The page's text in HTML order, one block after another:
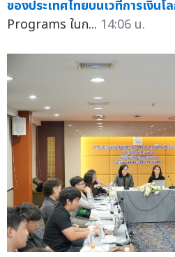
ของประเทศไทยบนเวทีการเงินโ
Programs ในก... 14:06 น.